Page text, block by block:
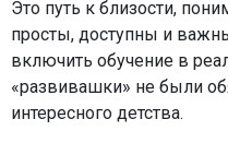
Это путь к близости,
просты, доступны и
включить обучение в
«развивашки» не были
интересного детства.